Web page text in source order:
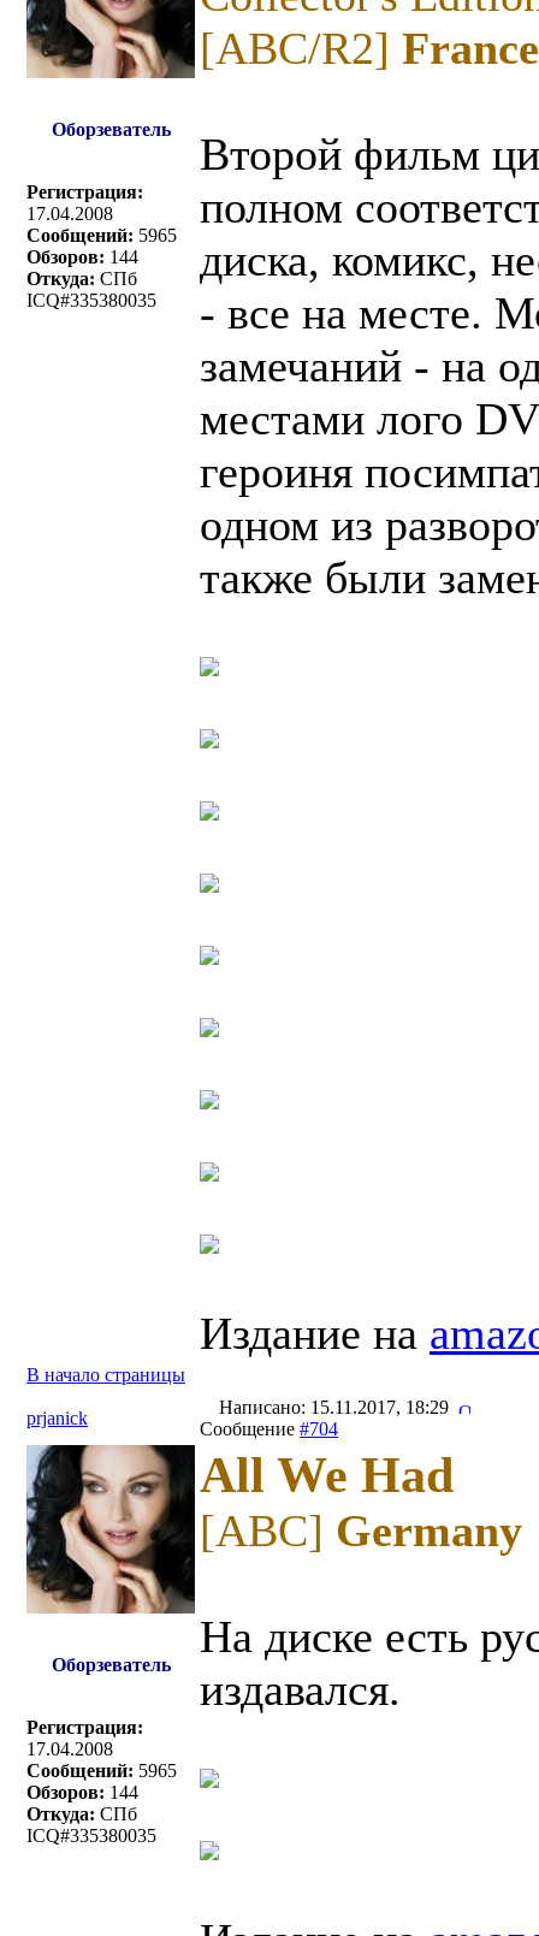
Оборзеватель
Регистрация:
17.04.2008
Сообщений: 5965
Обзоров: 144
Откуда: СПб
ICQ#335380035
[ABC/R2] France
Второй фильм
полном
диска, комикс,
- все на месте.
замечаний - на
местами лого
героиня
одном из
также были
Издание на
В начало страницы
prjanick
Написано: 15.11.2017, 18:29
Сообщение #704
Оборзеватель
Регистрация:
17.04.2008
Сообщений: 5965
Обзоров: 144
Откуда: СПб
ICQ#335380035
All We Had
[ABC] Germany
На диске есть
издавался.